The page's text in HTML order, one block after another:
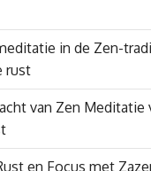
in de Zen-
rust
van Zen Meditatie
en Focus met